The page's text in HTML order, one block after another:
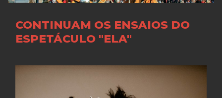
CONTINUAM OS ENSAIOS DO
ESPETÁCULO "ELA"